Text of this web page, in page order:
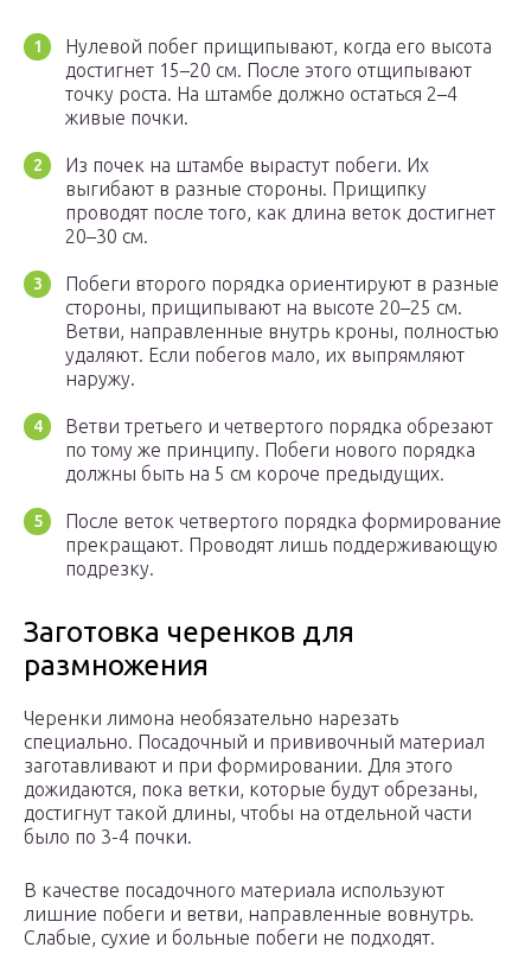
Нулевой побег прищипывают, когда его высота
достигнет 15–20 см. После этого отщипывают
точку роста. На штамбе должно остаться 2–4
живые почки.
Из почек на штамбе вырастут побеги. Их
выгибают в разные стороны. Прищипку
проводят после того, как длина веток достигнет
20–30 см.
Побеги второго порядка ориентируют в разные
стороны, прищипывают на высоте 20–25 см.
Ветви, направленные внутрь кроны, полностью
удаляют. Если побегов мало, их выпрямляют
наружу.
Ветви третьего и четвертого порядка обрезают
по тому же принципу. Побеги нового порядка
должны быть на 5 см короче предыдущих.
После веток четвертого порядка формирование
прекращают. Проводят лишь поддерживающую
подрезку.
Заготовка черенков для
размножения
Черенки лимона необязательно нарезать
специально. Посадочный и прививочный материал
заготавливают и при формировании. Для этого
дожидаются, пока ветки, которые будут обрезаны,
достигнут такой длины, чтобы на отдельной части
было по 3-4 почки.
В качестве посадочного материала используют
лишние побеги и ветви, направленные вовнутрь.
Слабые, сухие и больные побеги не подходят.